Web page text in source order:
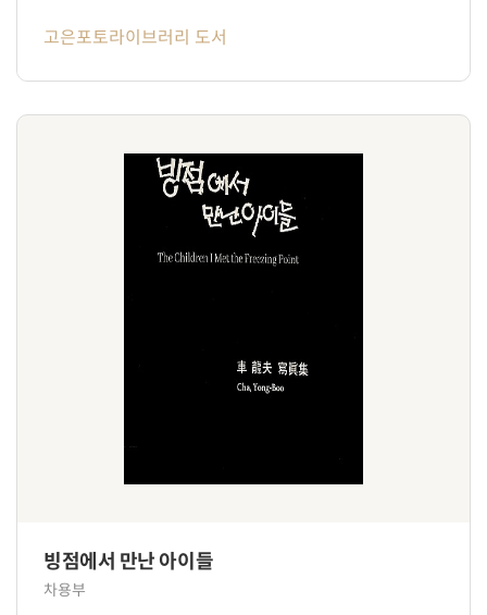
고은포토라이브러리 도서
빙점에서 만난 아이들
차용부